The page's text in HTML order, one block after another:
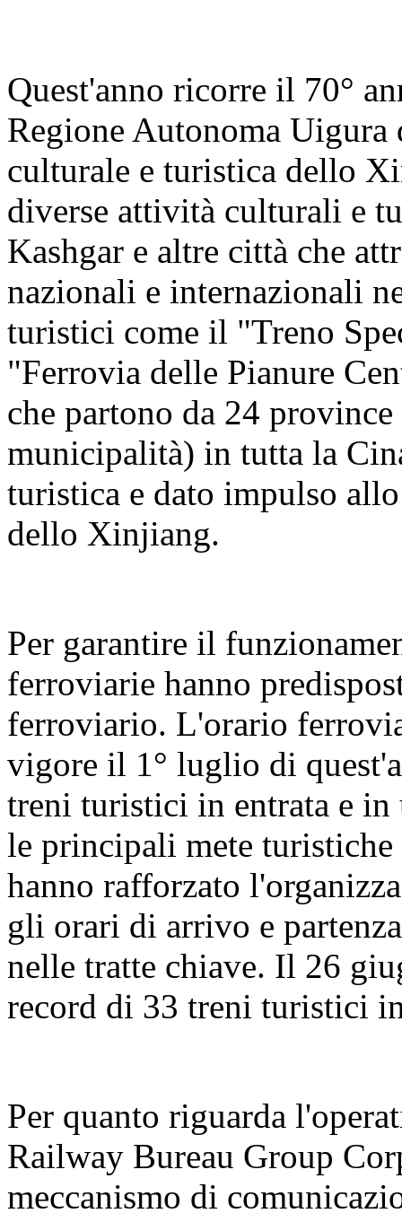
Quest'anno ricorre il 70°
Regione Autonoma
culturale e turistica dello
diverse attività culturali e
Kashgar e altre città che
nazionali e internazionali
turistici come il "Treno
"Ferrovia delle Pianure
che partono da 24
municipalità) in tutta la
turistica e dato impulso
dello Xinjiang.
Per garantire il
ferroviarie hanno
ferroviario. L'orario
vigore il 1° luglio di
treni turistici in entrata e
le principali mete
hanno rafforzato
gli orari di arrivo e
nelle tratte chiave. Il 26
record di 33 treni turistici
Per quanto riguarda
Railway Bureau Group
meccanismo di